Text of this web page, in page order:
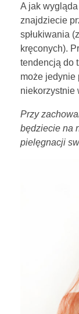
A jak
znajdziecie
spłukiwania
kręconych).
tendencją do
może jedynie
niekorzystnie
Przy
będziecie na
pielęgnacji